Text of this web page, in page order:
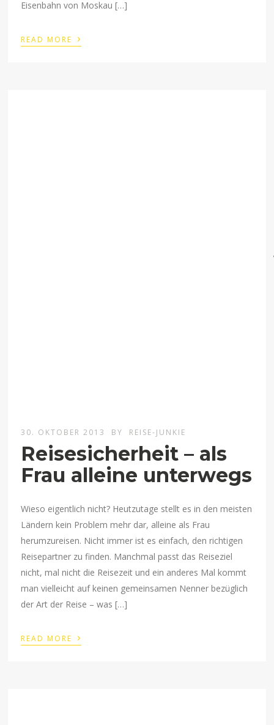
Eisenbahn von Moskau […]
READ MORE ›
30. OKTOBER 2013 BY REISE-JUNKIE
Reisesicherheit – als
Frau alleine unterwegs
Wieso eigentlich nicht? Heutzutage stellt es in den meisten
Ländern kein Problem mehr dar, alleine als Frau
herumzureisen. Nicht immer ist es einfach, den richtigen
Reisepartner zu finden. Manchmal passt das Reiseziel
nicht, mal nicht die Reisezeit und ein anderes Mal kommt
man vielleicht auf keinen gemeinsamen Nenner bezüglich
der Art der Reise – was […]
READ MORE ›